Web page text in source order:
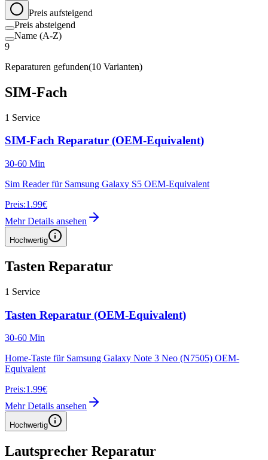
Preis aufsteigend
Preis absteigend
Name (A-Z)
9
Reparaturen gefunden(10 Varianten)
SIM-Fach
1 Service
SIM-Fach Reparatur (OEM-Equivalent)
30-60 Min
Sim Reader für Samsung Galaxy S5 OEM-Equivalent
Preis:1.99€
Mehr Details ansehen
Hochwertig
Tasten Reparatur
1 Service
Tasten Reparatur (OEM-Equivalent)
30-60 Min
Home-Taste für Samsung Galaxy Note 3 Neo (N7505) OEM-
Equivalent
Preis:1.99€
Mehr Details ansehen
Hochwertig
Lautsprecher Reparatur